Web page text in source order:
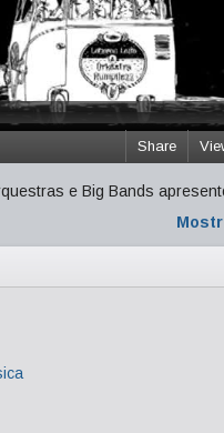
Share
e Big Bands